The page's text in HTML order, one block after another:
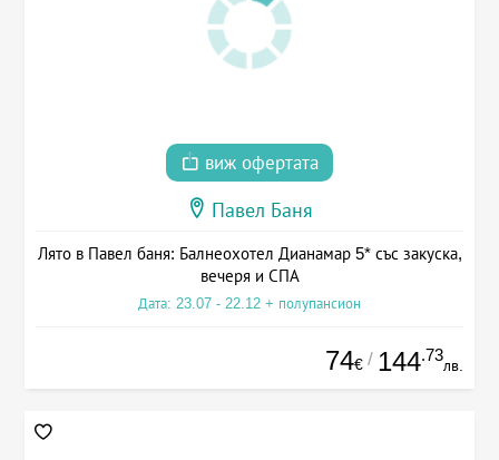
виж офертата
Павел Баня
Лято в Павел баня: Балнеохотел Дианамар 5* със закуска,
вечеря и СПА
Дата: 23.07 - 22.12 + полупансион
74€ / 144.73
лв.